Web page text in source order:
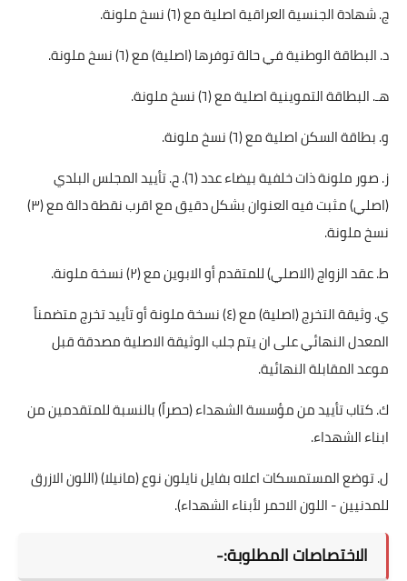
ج. شهادة الجنسية العراقية اصلية مع (٦) نسخ ملونة.
د. البطاقة الوطنية في حالة توفرها (اصلية) مع (٦) نسخ ملونة.
هـ. البطاقة التموينية اصلية مع (٦) نسخ ملونة.
و. بطاقة السكن اصلية مع (٦) نسخ ملونة.
ز. صور ملونة ذات خلفية بيضاء عدد (٦). ح. تأييد المجلس البلدي
(اصلي) مثبت فيه العنوان بشكل دقيق مع اقرب نقطة دالة مع (۳)
نسخ ملونة.
ط. عقد الزواج (الاصلي) للمتقدم أو الابوين مع (۲) نسخة ملونة.
ي. وثيقة التخرج (اصلية) مع (٤) نسخة ملونة أو تأييد تخرج متضمناً
المعدل النهائي على ان يتم جلب الوثيقة الاصلية مصدقة قبل
موعد المقابلة النهائية.
ك. كتاب تأييد من مؤسسة الشهداء (حصراً) بالنسبة للمتقدمين من
ابناء الشهداء.
ل. توضع المستمسكات اعلاه بفايل نايلون نوع (مانيلا) (اللون الازرق
للمدنيين - اللون الاحمر لأبناء الشهداء).
الاختصاصات المطلوبة:-